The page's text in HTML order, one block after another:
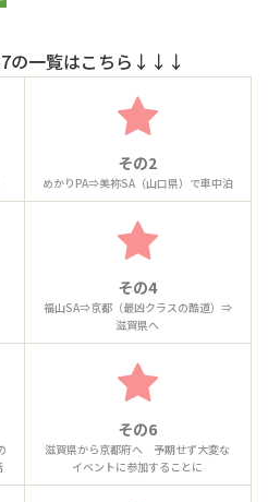
の一覧はこちら↓↓↓
その2
めかりPA⇒美祢SA（山口県）で車中泊
その4
福山SA⇒京都（最凶クラスの酷道）⇒
滋賀県へ
その6
滋賀県から京都府へ 予期せず大変な
イベントに参加することに